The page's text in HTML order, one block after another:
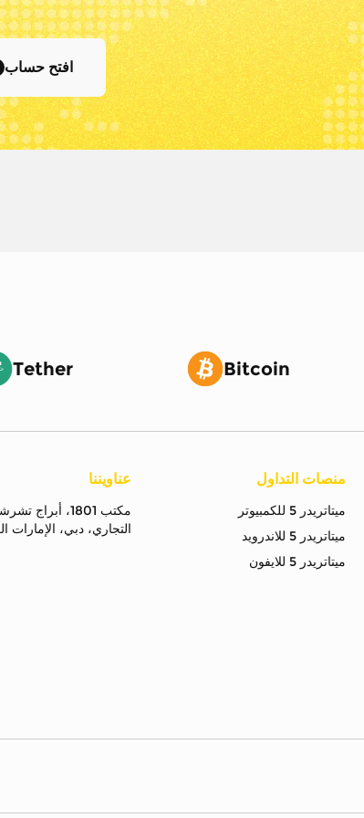
افتح حساب
Tether Bitcoin
منصات التداول
ميتاتريدر 5 للكمبيوتر
ميتاتريدر 5 للاندرويد
ميتاتريدر 5 للايفون
عناويننا
مكتب 1801، أبراج
التجاري، دبي، الإمارات